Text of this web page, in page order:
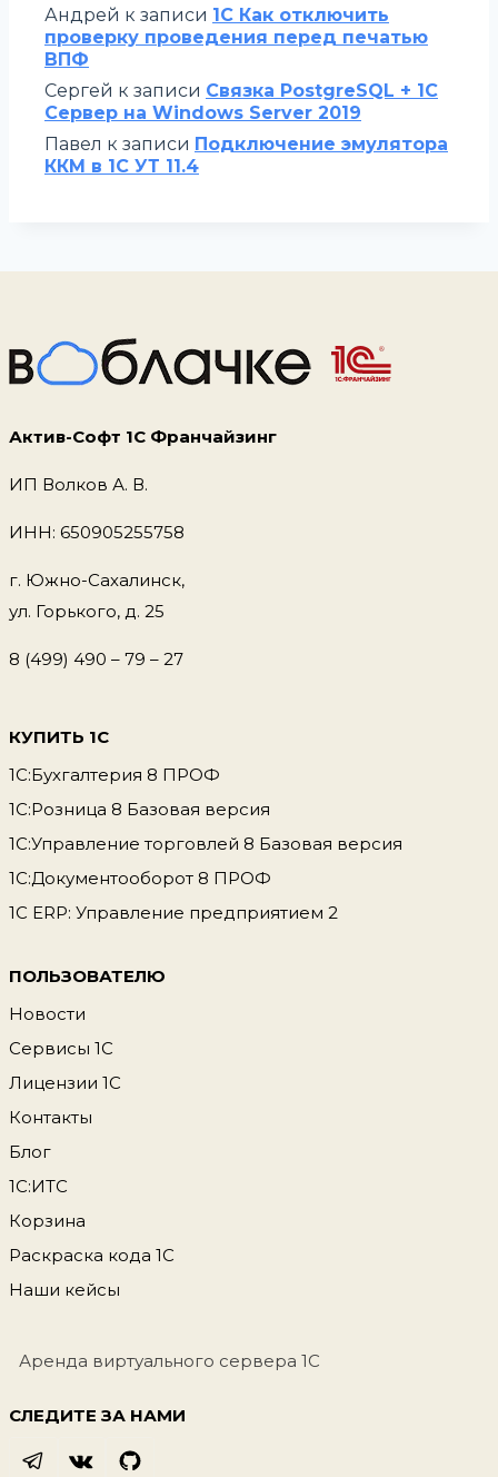
Андрей к записи 1С Как отключить
проверку проведения перед печатью
ВПФ
Сергей к записи Связка PostgreSQL + 1С
Сервер на Windows Server 2019
Павел к записи Подключение эмулятора
ККМ в 1С УТ 11.4
Актив-Софт 1С Франчайзинг
ИП Волков А. В.
ИНН: 650905255758
г. Южно-Сахалинск,
ул. Горького, д. 25
8 (499) 490 – 79 – 27
КУПИТЬ 1С
1С:Бухгалтерия 8 ПРОФ
1С:Розница 8 Базовая версия
1С:Управление торговлей 8 Базовая версия
1С:Документооборот 8 ПРОФ
1С ERP: Управление предприятием 2
ПОЛЬЗОВАТЕЛЮ
Новости
Сервисы 1С
Лицензии 1С
Контакты
Блог
1С:ИТС
Корзина
Раскраска кода 1С
Наши кейсы
Аренда виртуального сервера 1С
СЛЕДИТЕ ЗА НАМИ